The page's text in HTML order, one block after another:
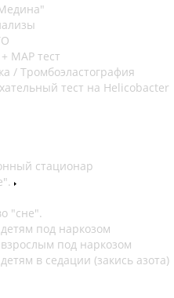
МАР тест
/ Тромбоэластография
тест на Helicobacter
стационар
"сне".
под наркозом
под наркозом
в седации (закись азота)